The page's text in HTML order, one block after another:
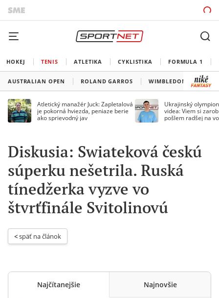
HOKEJ TENIS ATLETIKA CYKLISTIKA FORMULA 1
AUSTRALIAN OPEN ROLAND GARROS WIMBLEDON US
Atletický manažér Juck: Zapletalová
je pokorná hviezda, peniaze berie
ako sprievodný jav
Ukrajinský
videa: Viem si
pošlem radšej na
Diskusia: Swiateková českú
súperku nešetrila. Ruská
tínedžerka vyzve vo
štvrťfinále Svitolinovú
< späť na článok
Najčítanejšie Najnovšie